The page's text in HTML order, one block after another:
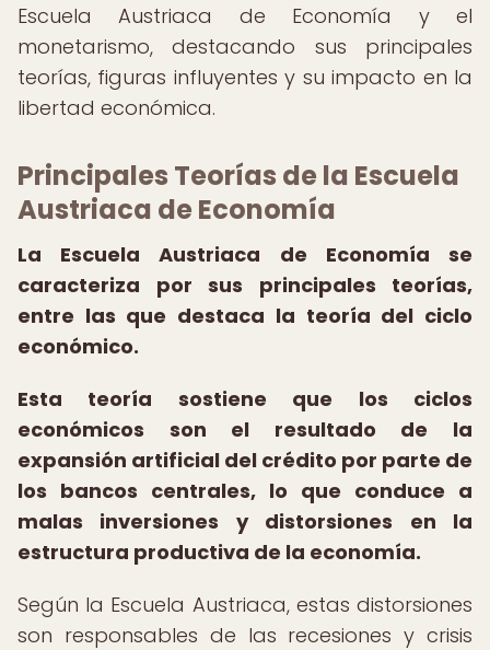
Escuela Austriaca de Economía y el
monetarismo, destacando sus principales
teorías, figuras influyentes y su impacto en la
libertad económica.
Principales Teorías de la Escuela
Austriaca de Economía
La Escuela Austriaca de Economía se
caracteriza por sus principales teorías,
entre las que destaca la teoría del ciclo
económico.
Esta teoría sostiene que los ciclos
económicos son el resultado de la
expansión artificial del crédito por parte de
los bancos centrales, lo que conduce a
malas inversiones y distorsiones en la
estructura productiva de la economía.
Según la Escuela Austriaca, estas distorsiones
son responsables de las recesiones y crisis